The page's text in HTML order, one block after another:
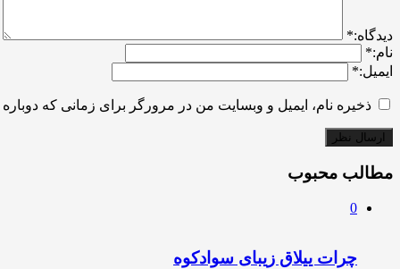
ديدگاه:*
نام:*
ایمیل:*
ذخیره نام، ایمیل و وبسایت من در مرورگر برای زمانی که
مطالب محبوب
0
چرات ییلاق زیبای سوادکوه